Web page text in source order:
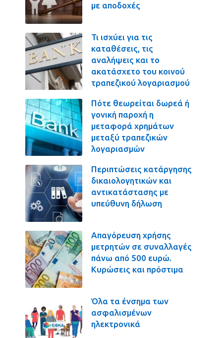
με αποδοχές
Τι ισχύει για τις
καταθέσεις, τις
αναλήψεις και το
ακατάσχετο του κοινού
τραπεζικού λογαριασμού
Πότε θεωρείται δωρεά ή
γονική παροχή η
μεταφορά χρημάτων
μεταξύ τραπεζικών
λογαριασμών
Περιπτώσεις κατάργησης
δικαιολογητικών και
αντικατάστασης με
υπεύθυνη δήλωση
Απαγόρευση χρήσης
μετρητών σε συναλλαγές
πάνω από 500 ευρώ.
Κυρώσεις και πρόστιμα
Όλα τα ένσημα των
ασφαλισμένων
ηλεκτρονικά